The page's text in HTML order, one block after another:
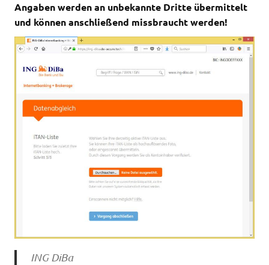
Angaben werden an unbekannte Dritte übermittelt
und können anschließend missbraucht werden!
ING DiBa